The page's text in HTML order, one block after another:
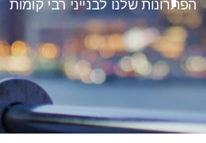
הפתרונות שלנו לבנייני רבי קומות